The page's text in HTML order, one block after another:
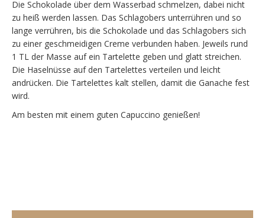
Die Schokolade über dem Wasserbad schmelzen, dabei nicht
zu heiß werden lassen. Das Schlagobers unterrühren und so
lange verrühren, bis die Schokolade und das Schlagobers sich
zu einer geschmeidigen Creme verbunden haben. Jeweils rund
1 TL der Masse auf ein Tartelette geben und glatt streichen.
Die Haselnüsse auf den Tartelettes verteilen und leicht
andrücken. Die Tartelettes kalt stellen, damit die Ganache fest
wird.
Am besten mit einem guten Capuccino genießen!